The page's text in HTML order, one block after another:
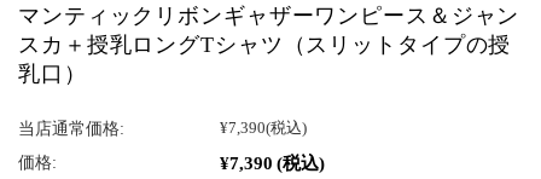
マンティックリボンギャザーワンピース＆ジャン
スカ＋授乳ロングTシャツ（スリットタイプの授
乳口）
当店通常価格: ¥7,390(税込)
価格: ¥7,390 (税込)